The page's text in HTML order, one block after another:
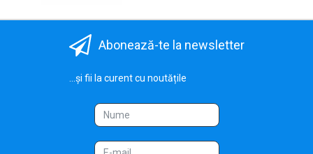
Abonează-te la newsletter
...și fii la curent cu noutățile